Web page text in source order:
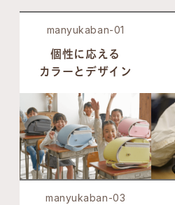
manyukaban-01
個性に応える
カラーとデザイン
manyukaban-03